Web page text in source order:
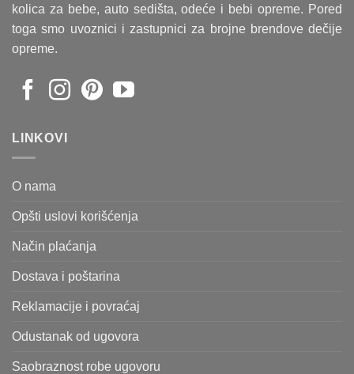
kolica za bebe, auto sedišta, odeće i bebi opreme. Pored
toga smo uvoznici i zastupnici za brojne brendove dečije
opreme.
LINKOVI
O nama
Opšti uslovi korišćenja
Način plaćanja
Dostava i poštarina
Reklamacije i povraćaj
Odustanak od ugovora
Saobraznost robe ugovoru